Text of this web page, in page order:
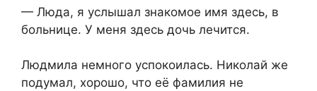
— Люда, я услышал знакомое имя здесь, в
больнице. У меня здесь дочь лечится.
Людмила немного успокоилась. Николай же
подумал, хорошо, что её фамилия не